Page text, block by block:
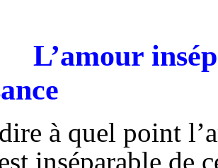
L’amour
à quel point
inséparable de